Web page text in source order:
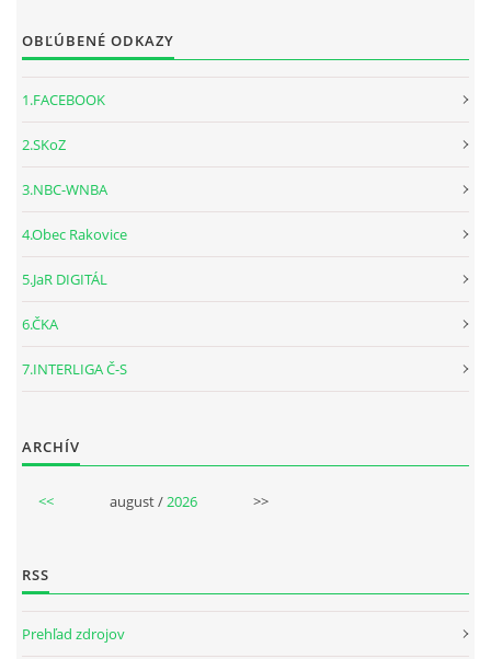
OBĽÚBENÉ ODKAZY
1.FACEBOOK
2.SKoZ
3.NBC-WNBA
4.Obec Rakovice
5.JaR DIGITÁL
6.ČKA
7.INTERLIGA Č-S
ARCHÍV
<< august /2026 >>
RSS
Prehľad zdrojov